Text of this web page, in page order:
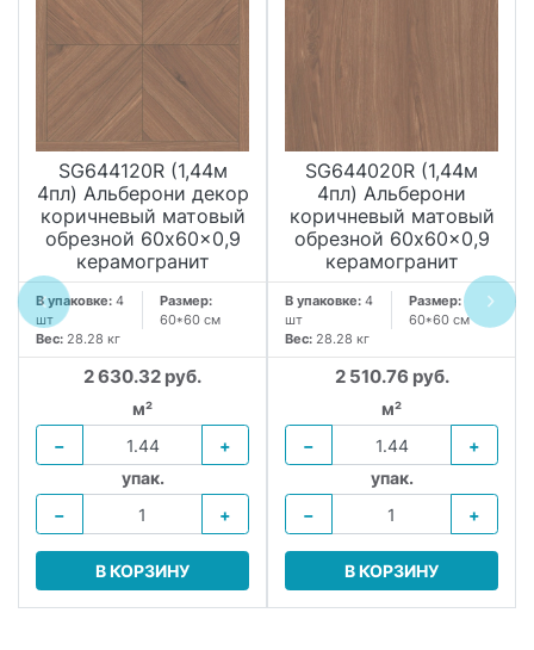
SG644120R (1,44м
4пл) Альберони декор
коричневый матовый
обрезной 60x60x0,9
керамогранит
В упаковке: 4
шт
Размер:
60*60 см
Вес: 28.28 кг
2 630.32 руб.
м²
−
+
упак.
−
+
В КОРЗИНУ
SG644020R (1,44м
4пл) Альберони
коричневый матовый
обрезной 60x60x0,9
керамогранит
В упаковке: 4
шт
Размер:
60*60 см
Вес: 28.28 кг
2 510.76 руб.
м²
−
+
упак.
−
+
В КОРЗИНУ